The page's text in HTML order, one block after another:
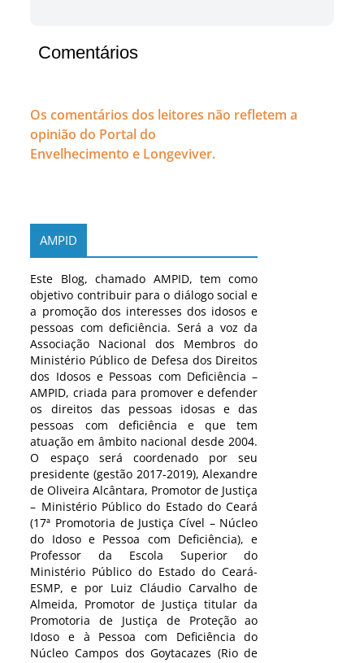
Comentários
Os comentários dos leitores não refletem a
opinião do Portal do
Envelhecimento e Longeviver.
AMPID
Este Blog, chamado AMPID, tem como
objetivo contribuir para o diálogo social e
a promoção dos interesses dos idosos e
pessoas com deficiência. Será a voz da
Associação Nacional dos Membros do
Ministério Público de Defesa dos Direitos
dos Idosos e Pessoas com Deficiência –
AMPID, criada para promover e defender
os direitos das pessoas idosas e das
pessoas com deficiência e que tem
atuação em âmbito nacional desde 2004.
O espaço será coordenado por seu
presidente (gestão 2017-2019), Alexandre
de Oliveira Alcântara, Promotor de Justiça
– Ministério Público do Estado do Ceará
(17ª Promotoria de Justiça Cível – Núcleo
do Idoso e Pessoa com Deficiência), e
Professor da Escola Superior do
Ministério Público do Estado do Ceará-
ESMP, e por Luiz Cláudio Carvalho de
Almeida, Promotor de Justiça titular da
Promotoria de Justiça de Proteção ao
Idoso e à Pessoa com Deficiência do
Núcleo Campos dos Goytacazes (Rio de